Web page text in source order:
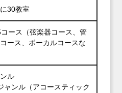
30教室
ース（弦楽器コース、管
ース、ボーカルコースな
ル
ャンル（アコースティック